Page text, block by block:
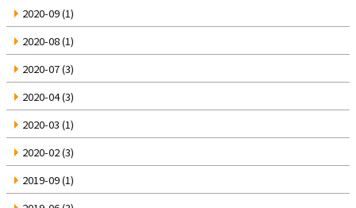
2020-09(1)
2020-08(1)
2020-07(3)
2020-04(3)
2020-03 (1)
2020-02(3)
2019-09(1)